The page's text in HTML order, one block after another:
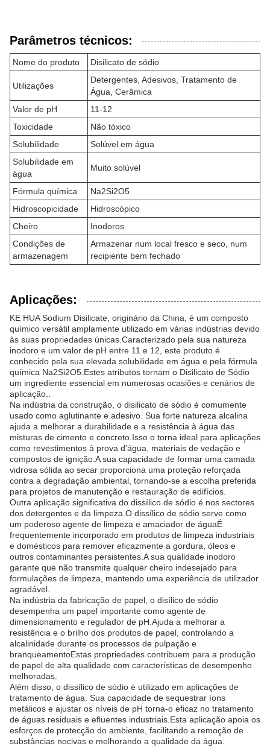
Parâmetros técnicos:
Nome do produto Disilicato de sódio
Utilizações
Detergentes, Adesivos, Tratamento de
Água, Cerâmica
Valor de pH
11-12
Toxicidade
Não tóxico
Solubilidade
Solúvel em água
Solubilidade em
água
Muito solúvel
Fórmula química
Na2Si2O5
Hidroscopicidade
Hidroscópico
Cheiro
Inodoros
Condições de
armazenagem
Armazenar num local fresco e seco, num
recipiente bem fechado
Aplicações:
KE HUA Sodium Disilicate, originário da China, é um composto
químico versátil amplamente utilizado em várias indústrias devido
às suas propriedades únicas.Caracterizado pela sua natureza
inodoro e um valor de pH entre 11 e 12, este produto é
conhecido pela sua elevada solubilidade em água e pela fórmula
química Na2Si2O5.Estes atributos tornam o Disilicato de Sódio
um ingrediente essencial em numerosas ocasiões e cenários de
aplicação..
Na indústria da construção, o disilicato de sódio é comumente
usado como aglutinante e adesivo. Sua forte natureza alcalina
ajuda a melhorar a durabilidade e a resistência à água das
misturas de cimento e concreto.Isso o torna ideal para aplicações
como revestimentos à prova d'água, materiais de vedação e
compostos de ignição.A sua capacidade de formar uma camada
vidrosa sólida ao secar proporciona uma proteção reforçada
contra a degradação ambiental, tornando-se a escolha preferida
para projetos de manutenção e restauração de edifícios.
Outra aplicação significativa do dissílico de sódio é nos sectores
dos detergentes e da limpeza.O dissílico de sódio serve como
um poderoso agente de limpeza e amaciador de águaÉ
frequentemente incorporado em produtos de limpeza industriais
e domésticos para remover eficazmente a gordura, óleos e
outros contaminantes persistentes.A sua qualidade inodoro
garante que não transmite qualquer cheiro indesejado para
formulações de limpeza, mantendo uma experiência de utilizador
agradável.
Na indústria da fabricação de papel, o disílico de sódio
desempenha um papel importante como agente de
dimensionamento e regulador de pH.Ajuda a melhorar a
resistência e o brilho dos produtos de papel, controlando a
alcalinidade durante os processos de pulpação e
branqueamentoEstas propriedades contribuem para a produção
de papel de alta qualidade com características de desempenho
melhoradas.
Além disso, o dissílico de sódio é utilizado em aplicações de
tratamento de água. Sua capacidade de sequestrar íons
metálicos e ajustar os níveis de pH torna-o eficaz no tratamento
de águas residuais e efluentes industriais.Esta aplicação apoia os
esforços de protecção do ambiente, facilitando a remoção de
substâncias nocivas e melhorando a qualidade da água.